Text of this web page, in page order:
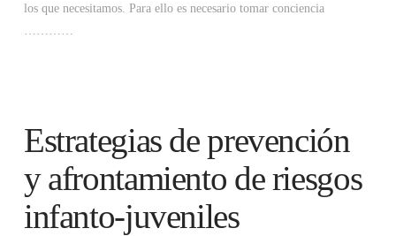
los que necesitamos. Para ello es necesario tomar conciencia
Estrategias de prevención
y afrontamiento de riesgos
infanto-juveniles